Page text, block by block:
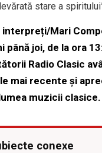
stare a
interpreți/Mari
până joi, de la ora
Radio Clasic
mai recente și
muzicii clasice.
conexe